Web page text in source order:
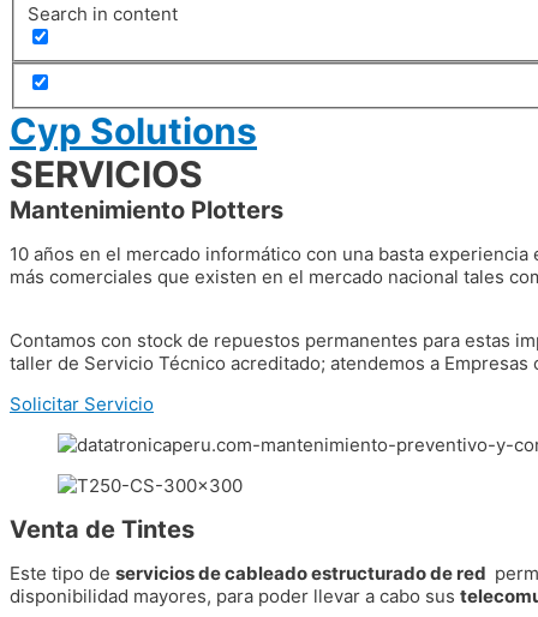
Search in content
Cyp Solutions
SERVICIOS
Mantenimiento Plotters
10 años en el mercado informático con una basta
más comerciales que existen en el mercado nacional tales
Contamos con stock de repuestos permanentes para estas
taller de Servicio Técnico acreditado; atendemos a Empresas
Solicitar Servicio
Venta de Tintes
Este tipo de servicios de cableado estructurado de red
disponibilidad mayores, para poder llevar a cabo sus